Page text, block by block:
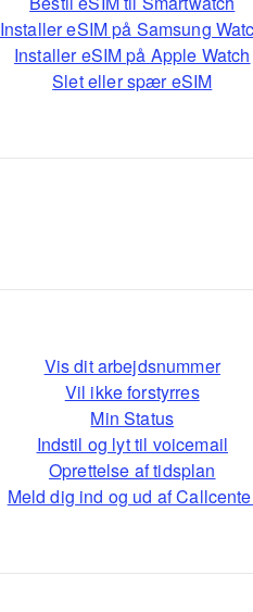
Installer eSIM på Samsung
Installer eSIM på Apple Watch
Slet eller spær eSIM
Vis dit arbejdsnummer
Vil ikke forstyrres
Min Status
Indstil og lyt til voicemail
Oprettelse af tidsplan
Meld dig ind og ud af